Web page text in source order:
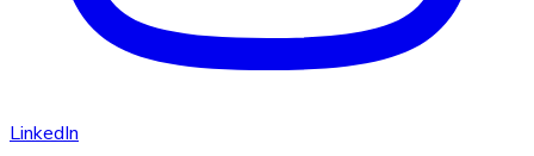
LinkedIn